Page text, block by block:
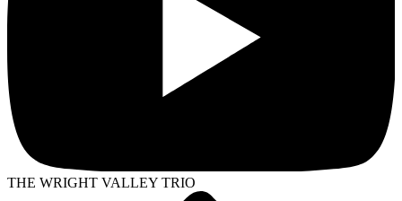
THE WRIGHT VALLEY TRIO